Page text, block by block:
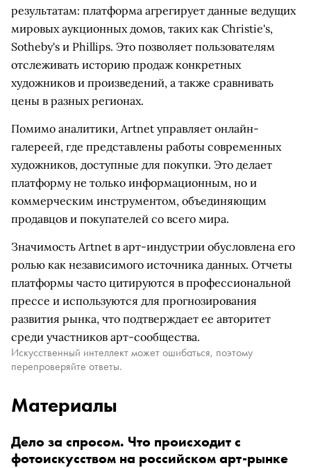
результатам: платформа агрегирует данные ведущих
мировых аукционных домов, таких как Christie's,
Sotheby's и Phillips. Это позволяет пользователям
отслеживать историю продаж конкретных
художников и произведений, а также сравнивать
цены в разных регионах.
Помимо аналитики, Artnet управляет онлайн-
галереей, где представлены работы современных
художников, доступные для покупки. Это делает
платформу не только информационным, но и
коммерческим инструментом, объединяющим
продавцов и покупателей со всего мира.
Значимость Artnet в арт-индустрии обусловлена его
ролью как независимого источника данных. Отчеты
платформы часто цитируются в профессиональной
прессе и используются для прогнозирования
развития рынка, что подтверждает ее авторитет
среди участников арт-сообщества.
Искусственный интеллект может ошибаться, поэтому
перепроверяйте ответы.
Материалы
Дело за спросом. Что происходит с
фотоискусством на российском арт-рынке